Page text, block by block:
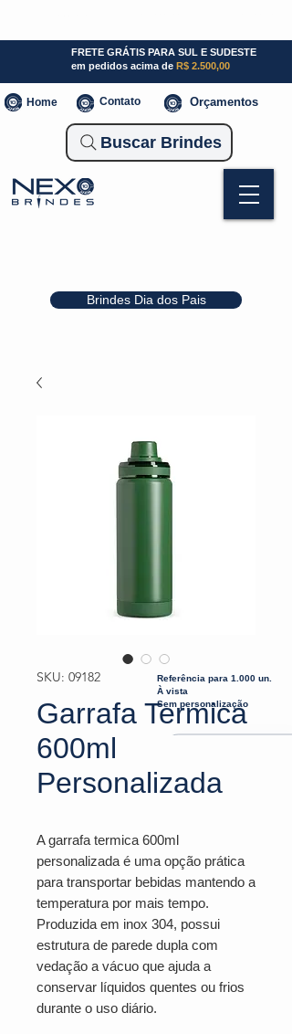
Brindes Dia dos Pais
FRETE GRÁTIS PARA SUL E SUDESTE
em pedidos acima de R$ 2.500,00
Home Contato Orçamentos
Buscar Brindes
SKU: 09182
Garrafa Termica
600ml
Personalizada
A garrafa termica 600ml
personalizada é uma opção prática
para transportar bebidas mantendo a
temperatura por mais tempo.
Produzida em inox 304, possui
estrutura de parede dupla com
vedação a vácuo que ajuda a
conservar líquidos quentes ou frios
durante o uso diário.
Referência para 1.000 un.
À vista
Sem personalização